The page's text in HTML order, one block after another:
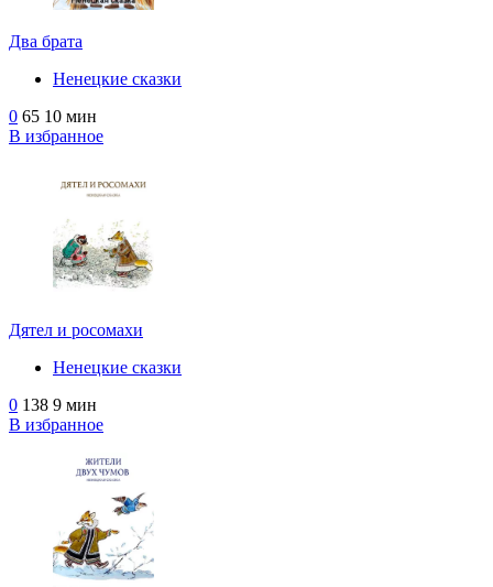
Два брата
Ненецкие сказки
0 65 10 мин
В избранное
Дятел и росомахи
Ненецкие сказки
0 138 9 мин
В избранное